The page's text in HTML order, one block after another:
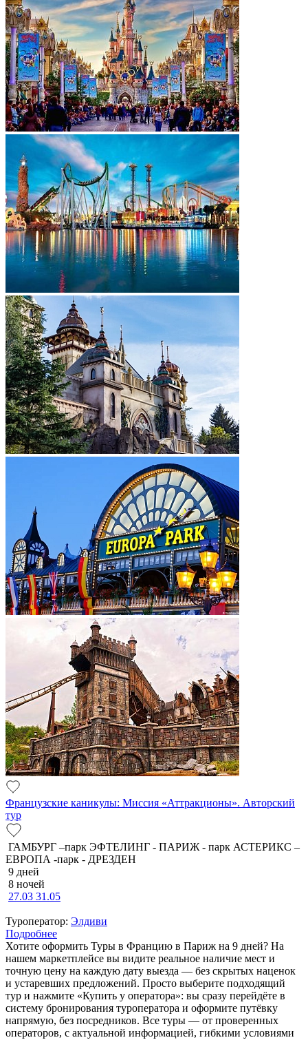
Французские каникулы: Миссия «Аттракционы». Авторский
тур
ГАМБУРГ –парк ЭФТЕЛИНГ - ПАРИЖ - парк АСТЕРИКС –
ЕВРОПА -парк - ДРЕЗДЕН
9 дней
8 ночей
27.03 31.05
Туроператор: Элдиви
Подробнее
Хотите оформить Туры в Францию в Париж на 9 дней? На
нашем маркетплейсе вы видите реальное наличие мест и
точную цену на каждую дату выезда — без скрытых наценок
и устаревших предложений. Просто выберите подходящий
тур и нажмите «Купить у оператора»: вы сразу перейдёте в
систему бронирования туроператора и оформите путёвку
напрямую, без посредников. Все туры — от проверенных
операторов, с актуальной информацией, гибкими условиями